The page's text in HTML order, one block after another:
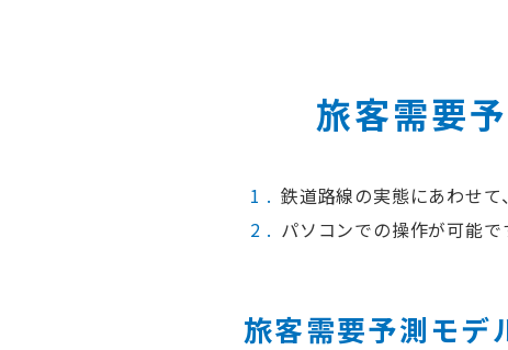
旅客需要
鉄道路線の実態にあわせて
パソコンでの操作が可能で
旅客需要予測モデ